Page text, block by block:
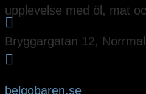
upplevelse med öl, mat

Bryggargatan 12,

belgobaren.se